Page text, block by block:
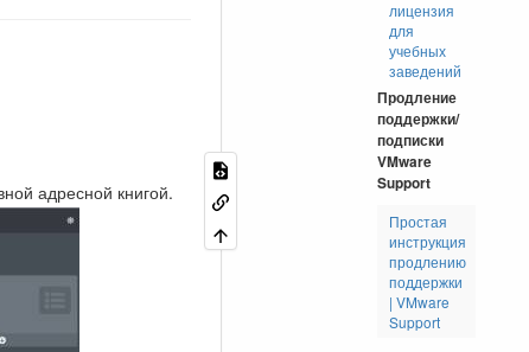
адресной книгой.
лицензия
для
учебных
заведений
Продление
поддержки/
подписки
VMware
Support
Простая
инструкция
продлению
поддержки
| VMware
Support